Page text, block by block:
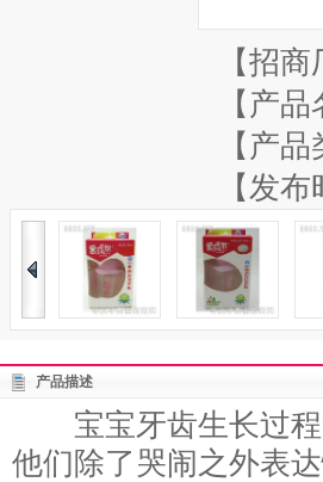
【招
【产
【产
【发
产品描述
宝宝牙齿生长过程
他们除了哭闹之外表